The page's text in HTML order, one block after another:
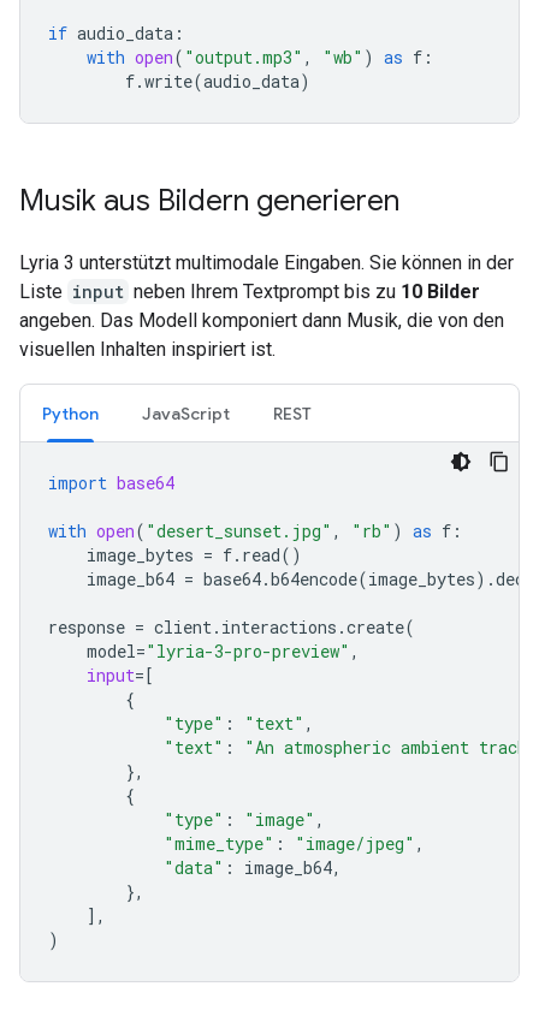
if audio_data :
with open( "output.mp3" , "wb" ) as f :
f.write(audio_data)
Musik aus Bildern generieren
Lyria 3 unterstützt multimodale Eingaben. Sie können in der
Liste input neben Ihrem Textprompt bis zu 10 Bilder
angeben. Das Modell komponiert dann Musik, die von den
visuellen Inhalten inspiriert ist.
Python JavaScript REST
import base64
with open( "desert_sunset.jpg" , "rb" ) as f :
image_bytes = f. read()
image_b64 = base64.b64encode(image_bytes) .
response = client. interactions .create(
model="lyria-3-pro-preview" ,
input=[
{
"type" : "text" ,
"text" :
"An atmospheric ambient
},
{
"type" : "image" ,
"mime_type" : "image/jpeg" ,
"data" : image_b64,
},
],
)